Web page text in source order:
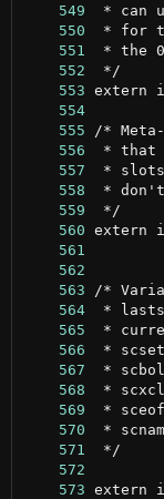
    549
    550
    551
    552
    553
    554
    555
    556
    557
    558
    559
    560
    561
    562
    563
    564
    565
    566
    567
    568
    569
    570
    571
    572
    573